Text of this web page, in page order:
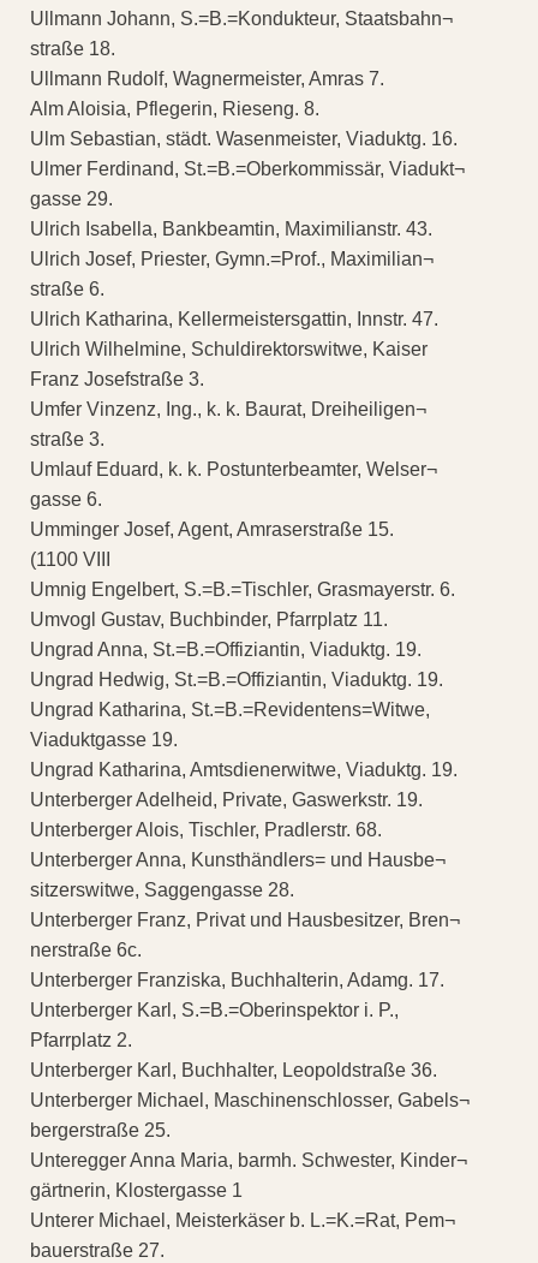
Ullmann Johann, S.=B.=Kondukteur, Staatsbahn¬
straße 18.
Ullmann Rudolf, Wagnermeister, Amras 7.
Alm Aloisia, Pflegerin, Rieseng. 8.
Ulm Sebastian, städt. Wasenmeister, Viaduktg. 16.
Ulmer Ferdinand, St.=B.=Oberkommissär, Viadukt¬
gasse 29.
Ulrich Isabella, Bankbeamtin, Maximilianstr. 43.
Ulrich Josef, Priester, Gymn.=Prof., Maximilian¬
straße 6.
Ulrich Katharina, Kellermeistersgattin, Innstr. 47.
Ulrich Wilhelmine, Schuldirektorswitwe, Kaiser
Franz Josefstraße 3.
Umfer Vinzenz, Ing., k. k. Baurat, Dreiheiligen¬
straße 3.
Umlauf Eduard, k. k. Postunterbeamter, Welser¬
gasse 6.
Umminger Josef, Agent, Amraserstraße 15.
(1100 VIII
Umnig Engelbert, S.=B.=Tischler, Grasmayerstr. 6.
Umvogl Gustav, Buchbinder, Pfarrplatz 11.
Ungrad Anna, St.=B.=Offiziantin, Viaduktg. 19.
Ungrad Hedwig, St.=B.=Offiziantin, Viaduktg. 19.
Ungrad Katharina, St.=B.=Revidentens=Witwe,
Viaduktgasse 19.
Ungrad Katharina, Amtsdienerwitwe, Viaduktg. 19.
Unterberger Adelheid, Private, Gaswerkstr. 19.
Unterberger Alois, Tischler, Pradlerstr. 68.
Unterberger Anna, Kunsthändlers= und Hausbe¬
sitzerswitwe, Saggengasse 28.
Unterberger Franz, Privat und Hausbesitzer, Bren¬
nerstraße 6c.
Unterberger Franziska, Buchhalterin, Adamg. 17.
Unterberger Karl, S.=B.=Oberinspektor i. P.,
Pfarrplatz 2.
Unterberger Karl, Buchhalter, Leopoldstraße 36.
Unterberger Michael, Maschinenschlosser, Gabels¬
bergerstraße 25.
Unteregger Anna Maria, barmh. Schwester, Kinder¬
gärtnerin, Klostergasse 1
Unterer Michael, Meisterkäser b. L.=K.=Rat, Pem¬
bauerstraße 27.